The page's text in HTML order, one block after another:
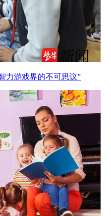
力游戏界的不可思议”